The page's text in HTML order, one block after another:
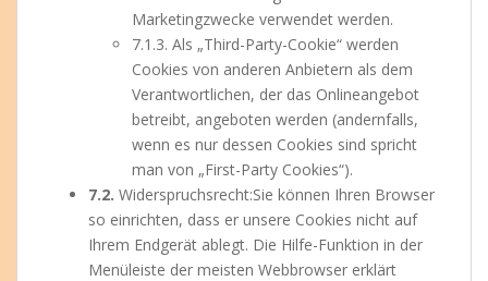
Marketingzwecke verwendet werden.
7.1.3. Als „Third-Party-Cookie“ werden
Cookies von anderen Anbietern als dem
Verantwortlichen, der das Onlineangebot
betreibt, angeboten werden (andernfalls,
wenn es nur dessen Cookies sind spricht
man von „First-Party Cookies“).
7.2. Widerspruchsrecht:Sie können Ihren Browser
so einrichten, dass er unsere Cookies nicht auf
Ihrem Endgerät ablegt. Die Hilfe-Funktion in der
Menüleiste der meisten Webbrowser erklärt